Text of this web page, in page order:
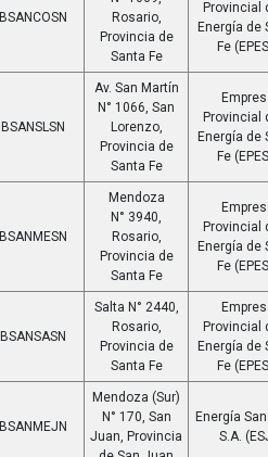
BSANCOSN
Rosario,
Provincia de
Santa Fe
Provincial
Energía de
Fe
BSANSLSN
Av. San Martín
N° 1066, San
Lorenzo,
Provincia de
Santa Fe
Provincial
Energía de
Fe
BSANMESN
Mendoza
N° 3940,
Rosario,
Provincia de
Santa Fe
Provincial
Energía de
Fe
BSANSASN
Salta N° 2440,
Rosario,
Provincia de
Santa Fe
Provincial
Energía de
Fe
BSANMEJN
Mendoza (Sur)
N° 170, San
Juan, Provincia
Energía
S.A.